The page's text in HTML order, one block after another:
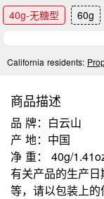
40g-无糖型 60g
California residents:
商品描述
品 牌：白云山
产 地：中国
净 重： 40g/
有关产品的生产
等，请以包装上的